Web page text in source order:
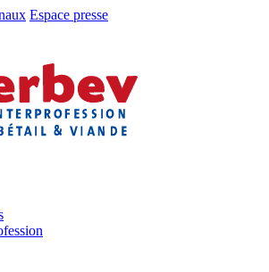
Espace presse